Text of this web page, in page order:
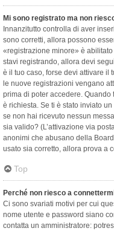
Mi sono registrato ma non
Innanzitutto controlla di aver
sono corretti, allora possono
«registrazione minore» è
stavi registrando, allora devi
è il tuo caso, forse devi attivare il
le nuove registrazioni vengano
prima di poter accedere.
è richiesta. Se ti è stato inviato
se non hai ricevuto nessun
sia valido? (L’attivazione via
anonimi che abusano della
usato sia corretto, allora prova a
Top
Perché non riesco a
Ci sono svariati motivi per cui
nome utente e password siano
contatta un amministratore: